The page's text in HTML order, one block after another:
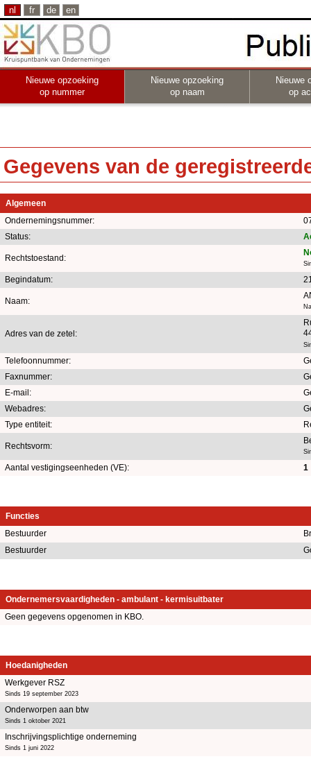
nl fr de en
Nieuwe opzoeking
op nummer
Nieuwe opzoeking
op naam
Nieuwe
op
Gegevens van de
Algemeen
Ondernemingsnummer:
Status:
Rechtstoestand:
Begindatum:
Naam:
Adres van de zetel:
Telefoonnummer:
Faxnummer:
E-mail:
Webadres:
Type entiteit:
Rechtsvorm:
Aantal vestigingseenheden (VE): 1
Functies
Bestuurder
Bestuurder
Ondernemersvaardigheden - ambulant - kermisuitbater
Geen gegevens opgenomen in KBO.
Hoedanigheden
Werkgever RSZ
Sinds 19 september 2023
Onderworpen aan btw
Sinds 1 oktober 2021
Inschrijvingsplichtige onderneming
Sinds 1 juni 2022